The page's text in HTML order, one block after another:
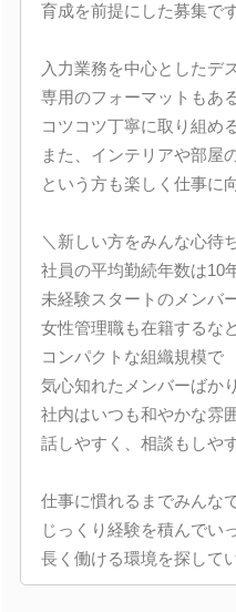
育成を前提にした募集で
入力業務を中心としたデ
専用のフォーマットもあ
コツコツ丁寧に取り組め
また、インテリアや部屋
という方も楽しく仕事に
＼新しい方をみんな心待
社員の平均勤続年数は10
未経験スタートのメンバ
女性管理職も在籍するな
コンパクトな組織規模で
気心知れたメンバーばか
社内はいつも和やかな雰
話しやすく、相談もしや
仕事に慣れるまでみんな
じっくり経験を積んでい
長く働ける環境を探して